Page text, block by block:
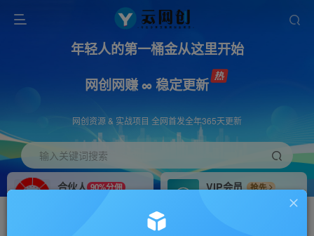
年轻人的第一桶金从这里开始
网创网赚 ∞ 稳定更新
网创资源 & 实战项目 全网首发全年365天更新
输入关键词搜索
合伙人 90%分佣
VIP会员
抢先